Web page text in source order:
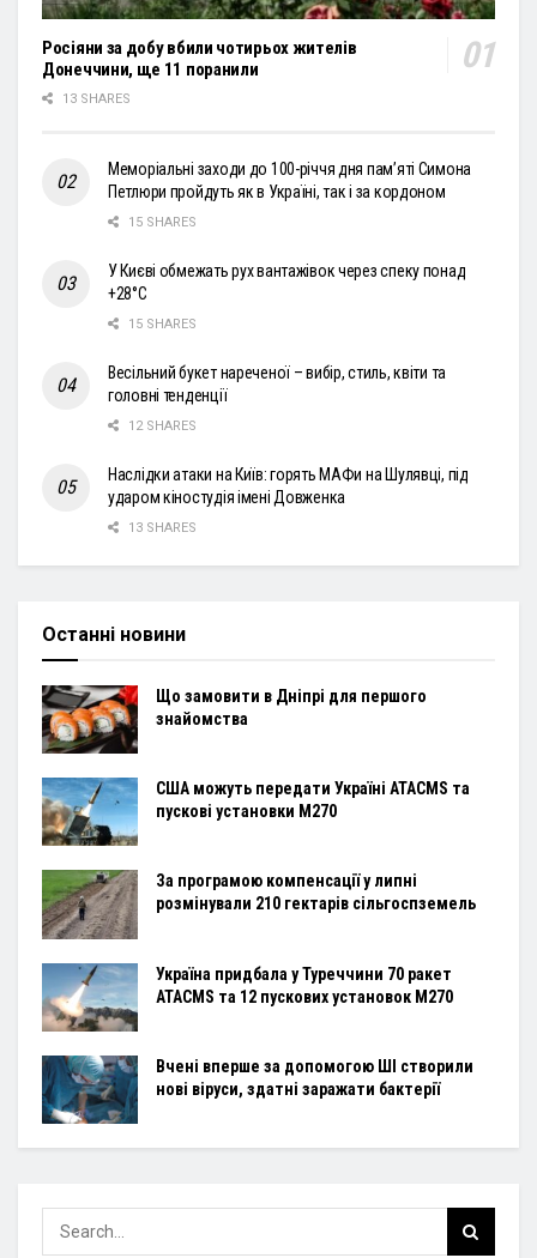
Росіяни за добу вбили чотирьох жителів
Донеччини, ще 11 поранили
13 SHARES
Меморіальні заходи до 100-річчя дня пам’яті Симона
Петлюри пройдуть як в Україні, так і за кордоном
15 SHARES
У Києві обмежать рух вантажівок через спеку понад
+28°С
15 SHARES
Весільний букет нареченої – вибір, стиль, квіти та
головні тенденції
12 SHARES
Наслідки атаки на Київ: горять МАФи на Шулявці, під
ударом кіностудія імені Довженка
13 SHARES
Останні новини
Що замовити в Дніпрі для першого
знайомства
США можуть передати Україні ATACMS та
пускові установки M270
За програмою компенсації у липні
розмінували 210 гектарів сільгоспземель
Україна придбала у Туреччини 70 ракет
ATACMS та 12 пускових установок M270
Вчені вперше за допомогою ШІ створили
нові віруси, здатні заражати бактерії